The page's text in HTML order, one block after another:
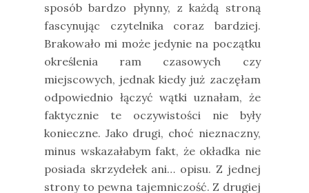
sposób bardzo płynny, z każdą stroną
fascynując czytelnika coraz bardziej.
Brakowało mi może jedynie na początku
określenia ram czasowych czy
miejscowych, jednak kiedy już zaczęłam
odpowiednio łączyć wątki uznałam, że
faktycznie te oczywistości nie były
konieczne. Jako drugi, choć nieznaczny,
minus wskazałabym fakt, że okładka nie
posiada skrzydełek ani… opisu. Z jednej
strony to pewna tajemniczość. Z drugiej